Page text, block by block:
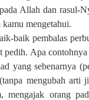
Allah dan rasul-
mengetahui.
baik pembalas
Apa
yang sebenarnya
mengubah arti
mengajak orang